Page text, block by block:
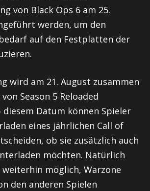
von Black Ops 6 am 25.
werden, um den
auf den Festplatten der
wird am 21. August zusammen
Season 5 Reloaded
Datum können Spieler
eines jährlichen Call of
ob sie zusätzlich auch
möchten. Natürlich
möglich, Warzone
den anderen Spielen